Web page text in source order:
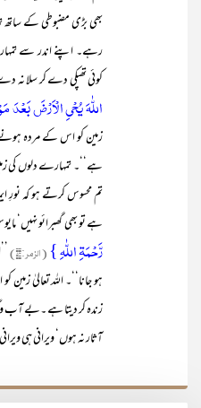
بھی بڑی مضبوطی کے ساتھ
رہے۔ اپنے اندر سے
کوئی تھپکی دے کر سلا نہ
اللّٰہَ یُحۡیِ الۡاَرۡضَ بَعۡدَ
زمین کو اس کے مردہ ہونے
ہے‘‘۔ تمہارے دلوں کی
تم محسوس کرتے ہو کہ نورِ
ہے تو بھی گھبرائو نہیں‘
رَّحۡمَۃِ اللّٰہِ }(الزمر:۵۳)
ہو جانا‘‘۔ اللہ تعالیٰ
زندہ کر دیتا ہے ۔بے آب و
آثار نہ ہوں‘ ویرانی ہی